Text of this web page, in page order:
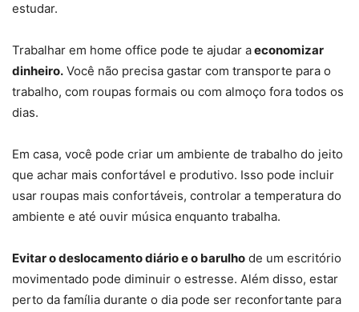
estudar.
Trabalhar em home office pode te ajudar aeconomizar
dinheiro. Você não precisa gastar com transporte para o
trabalho, com roupas formais ou com almoço fora todos os
dias.
Em casa, você pode criar um ambiente de trabalho do jeito
que achar mais confortável e produtivo. Isso pode incluir
usar roupas mais confortáveis, controlar a temperatura do
ambiente e até ouvir música enquanto trabalha.
Evitar o deslocamento diário e o barulho de um escritório
movimentado pode diminuir o estresse. Além disso, estar
perto da família durante o dia pode ser reconfortante para